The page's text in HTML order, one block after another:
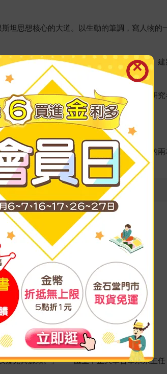
坦思想核心的大道。以生動的筆調，寫人物的
，極為難得罕見，橫跨哲學、數學、藝術、
更讓人認識到「責任」的意義，無論哲學研
與棕色，象徵著記錄了維根斯坦哲學方法的
以窺見其源頭。」——國立中正大學哲學系系主